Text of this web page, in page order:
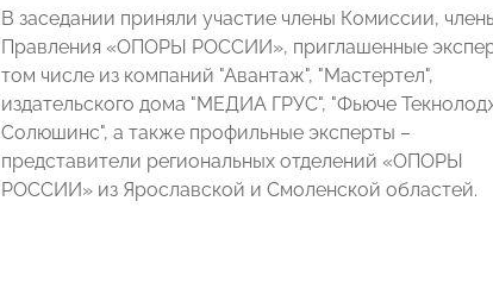
В заседании приняли участие члены Комиссии,
Правления «ОПОРЫ РОССИИ», приглашенные
том числе из компаний "Авантаж", "Мастертел",
издательского дома "МЕДИА ГРУС", "Фьюче
Солюшинс", а также профильные эксперты –
представители региональных отделений «ОПОРЫ
РОССИИ» из Ярославской и Смоленской областей.